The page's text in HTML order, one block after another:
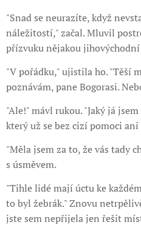
"Snad se neurazíte, když
náležitostí," začal. Mluvil
přízvuku nějakou
"V pořádku," ujistila ho. "Těší
poznávám, pane Bogorasi.
"Ale!" mávl rukou. "Jaký já
který už se bez cizí pomoci
"Měla jsem za to, že vás tady
s úsměvem.
"Tihle lidé mají úctu ke
to byl žebrák." Znovu
jste sem nepřijela jen řešit